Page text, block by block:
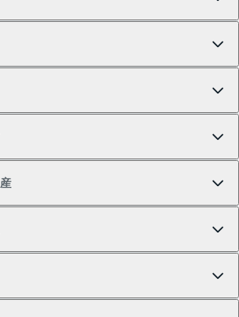
ンの購入
入
査定
定